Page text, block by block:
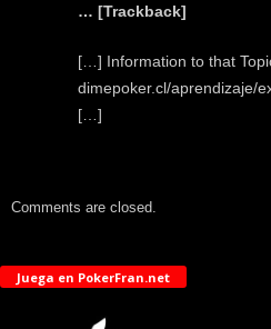
… [Trackback]
[…] Information to that
dimepoker.cl/aprendizaje/
[…]
Comments are closed.
Juega en PokerFran.net